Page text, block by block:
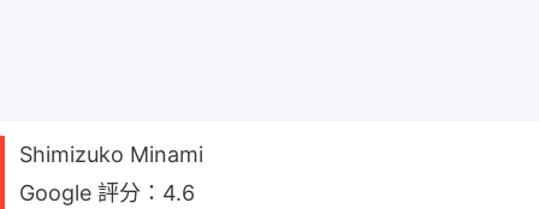
Shimizuko Minami
Google 評分：4.6